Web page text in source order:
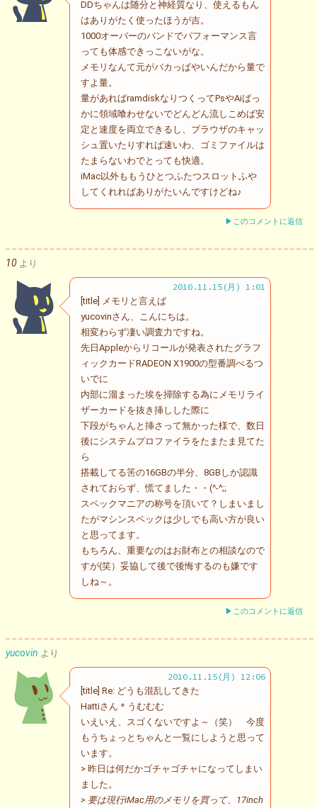
DDちゃんは随分と神経質なり、使えるもん
はありがたく使ったほうが吉。
1000オーバーのバンドでパフォーマンス言
っても体感できっこないがな。
メモリなんて元がバカっぱやいんだから量で
すよ量。
量があればramdiskなりつくってPsやAiばっ
かに領域喰わせないでどんどん流しこめば安
定と速度を両立できるし、ブラウザのキャッ
シュ置いたりすれば速いわ、ゴミファイルは
たまらないわでとっても快適。
iMac以外ももうひとつふたつスロットふや
してくれればありがたいんですけどね♪
▶このコメントに返信
10 より
2010.11.15(月) 1:01
[title] メモリと言えば
yucovinさん、こんにちは。
相変わらず凄い調査力ですね。
先日Appleからリコールが発表されたグラフ
ィックカードRADEON X1900の型番調べるつ
いでに
内部に溜まった埃を掃除する為にメモリライ
ザーカードを抜き挿しした際に
下段がちゃんと挿さって無かった様で、数日
後にシステムプロファイラをたまたま見てた
ら
搭載してる筈の16GBの半分、8GBしか認識
されておらず、慌てました・・(^-^;;
スペックマニアの称号を頂いて？しまいまし
たがマシンスペックは少しでも高い方が良い
と思ってます。
もちろん、重要なのはお財布との相談なので
すが(笑）妥協して後で後悔するのも嫌です
しね～。
▶このコメントに返信
yucovin より
2010.11.15(月) 12:06
[title] Re: どうも混乱してきた
Hattiさん＊うむむむ
いえいえ、スゴくないですよ～（笑） 今度
もうちょっとちゃんと一覧にしようと思って
います。
> 昨日は何だかゴチャゴチャになってしまい
ました。
> 要は現行iMac用のメモリを買って、17inch